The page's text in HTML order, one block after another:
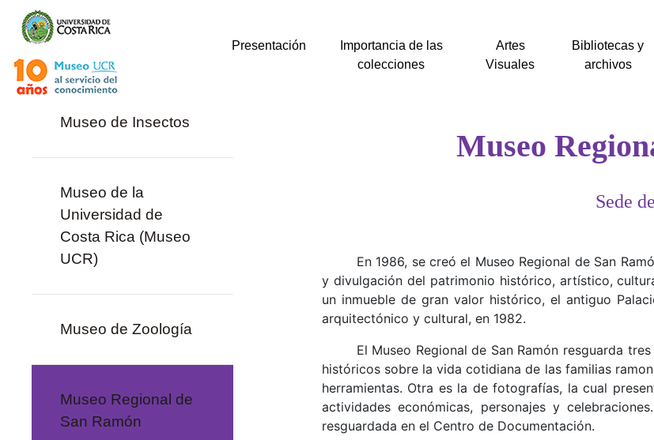
Presentación
Importancia de las
colecciones
Artes
Visuales
Bibliotecas y
archivos
Museo de Insectos
Museo de la
Universidad de
Costa Rica (Museo
UCR)
Museo de Zoología
Museo Regional de
San Ramón
Museo
Sede
En 1986, se creó el Museo Regional de San
y divulgación del patrimonio histórico, artístico,
un inmueble de gran valor histórico, el antiguo
arquitectónico y cultural, en 1982.
El Museo Regional de San Ramón resguarda
históricos sobre la vida cotidiana de las familias
herramientas. Otra es la de fotografías, la cual
actividades económicas, personajes y
resguardada en el Centro de Documentación.